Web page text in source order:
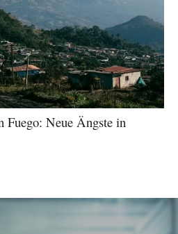
Fuego: Neue Ängste in